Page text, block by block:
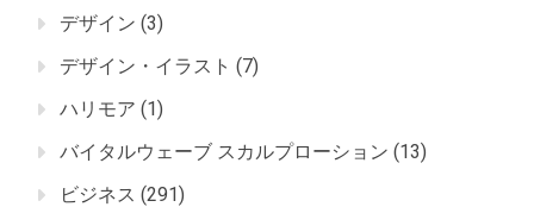
デザイン (3)
デザイン・イラスト (7)
ハリモア (1)
バイタルウェーブ スカルプローション (13)
ビジネス (291)